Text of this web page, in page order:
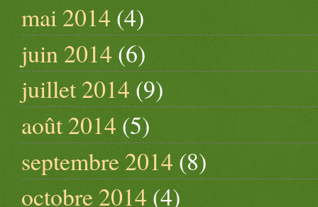
mai 2014 (4)
juin 2014 (6)
juillet 2014 (9)
août 2014 (5)
septembre 2014 (8)
octobre 2014 (4)